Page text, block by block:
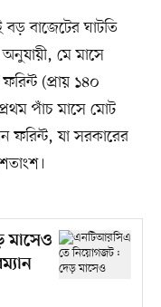
বাজেটের ঘাটতি
অনুযায়ী, মে মাসে
(প্রায় ১৪০
পাঁচ মাসে মোট
ফরিন্ট, যা সরকারের
মাসেও